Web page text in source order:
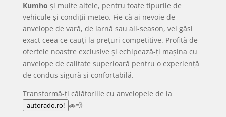
Kumho și multe altele, pentru toate tipurile de
vehicule și condiții meteo. Fie că ai nevoie de
anvelope de vară, de iarnă sau all-season, vei găsi
exact ceea ce cauți la prețuri competitive. Profită de
ofertele noastre exclusive și echipează-ți mașina cu
anvelope de calitate superioară pentru o experiență
de condus sigură și confortabilă.
Transformă-ți călătoriile cu anvelopele de la
autorado.ro! 🚗💨